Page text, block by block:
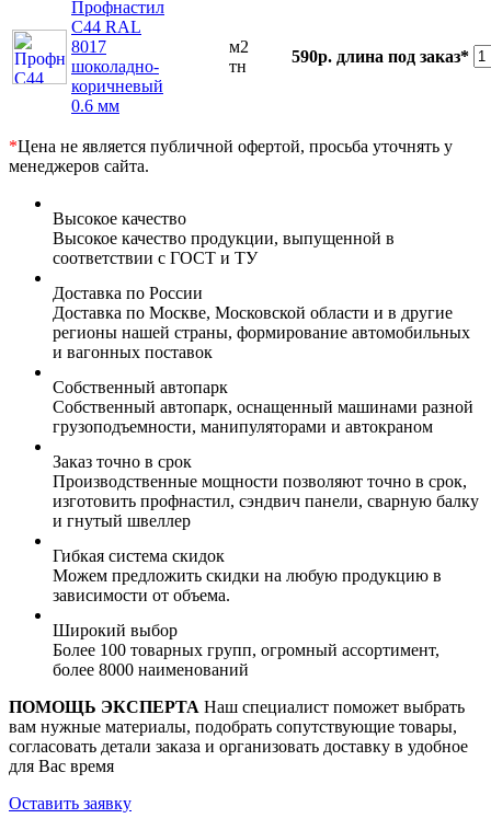
Профнастил
С44 RAL
8017
шоколадно-
коричневый
0.6 мм
м2
тн
590р. длина под заказ*
*Цена не является публичной офертой, просьба уточнять у
менеджеров сайта.
Высокое качество
Высокое качество продукции, выпущенной в
соответствии с ГОСТ и ТУ
Доставка по России
Доставка по Москве, Московской области и в другие
регионы нашей страны, формирование автомобильных
и вагонных поставок
Собственный автопарк
Собственный автопарк, оснащенный машинами разной
грузоподъемности, манипуляторами и автокраном
Заказ точно в срок
Производственные мощности позволяют точно в срок,
изготовить профнастил, сэндвич панели, сварную балку
и гнутый швеллер
Гибкая система скидок
Можем предложить скидки на любую продукцию в
зависимости от объема.
Широкий выбор
Более 100 товарных групп, огромный ассортимент,
более 8000 наименований
ПОМОЩЬ ЭКСПЕРТА Наш специалист поможет выбрать
вам нужные материалы, подобрать сопутствующие товары,
согласовать детали заказа и организовать доставку в удобное
для Вас время
Оставить заявку